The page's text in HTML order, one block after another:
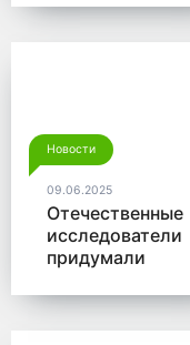
мусора в год
Новости
09.06.2025
Отечественные
исследователи
придумали
для утилизации